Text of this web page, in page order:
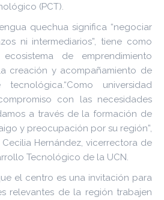
(PCT).
quechua significa “negociar
ni intermediarios”, tiene como
de emprendimiento
creación y acompañamiento de
universidad
con las necesidades
a través de la formación de
y preocupación por su región”,
Hernández, vicerrectora de
Tecnológico de la UCN.
el centro es una invitación para
relevantes de la región trabajen